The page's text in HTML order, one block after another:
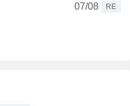
07/08
RE